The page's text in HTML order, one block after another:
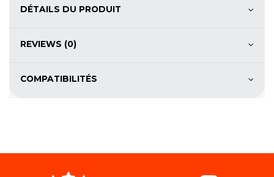
DÉTAILS DU PRODUIT
REVIEWS (0)
COMPATIBILITÉS